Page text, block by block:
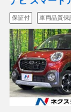
保証付 車両品質保